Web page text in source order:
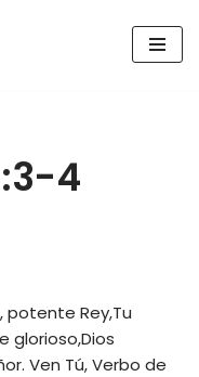
4
potente Rey,Tu
glorioso,Dios
Ven Tú, Verbo de